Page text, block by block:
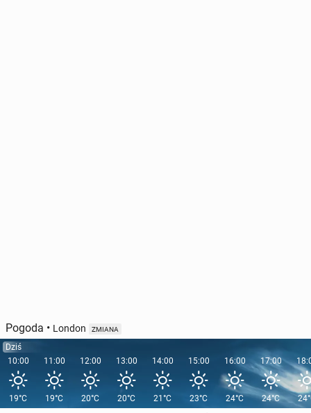
Pogoda • London ZMIANA
Dziś
10:00
19°C
11:00
19°C
12:00
20°C
13:00
20°C
14:00
21°C
15:00
23°C
16:00
24°C
17:00
24°C